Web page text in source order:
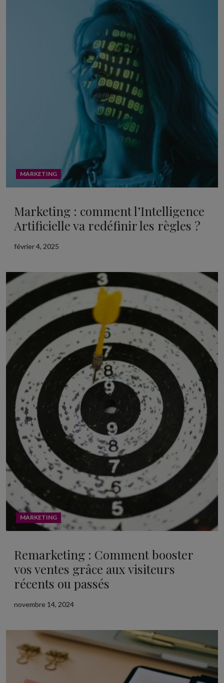
MARKETING
Marketing : comment l’Intelligence
Artificielle va redéfinir les règles ?
février 4, 2025
MARKETING
Remarketing : Comment booster
vos ventes grâce aux visiteurs
récents ou passés
novembre 14, 2024